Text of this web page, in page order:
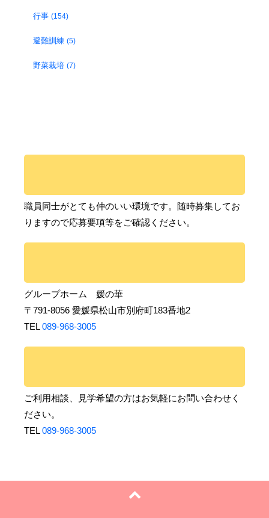
行事 (154)
避難訓練 (5)
野菜栽培 (7)
職員同士がとても仲のいい環境です。随時募集してお
りますので応募要項等をご確認ください。
グループホーム 媛の華
〒791-8056 愛媛県松山市別府町183番地2
TEL089-968-3005
ご利用相談、見学希望の方はお気軽にお問い合わせく
ださい。
TEL089-968-3005